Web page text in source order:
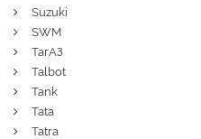
Suzuki
SWM
ТагАЗ
Talbot
Tank
Tata
Tatra